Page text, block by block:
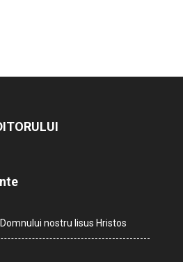
nostru Iisus Hristos